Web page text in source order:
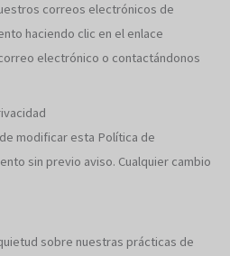
correos electrónicos de
haciendo clic en el enlace
electrónico o contactándonos
modificar esta Política de
sin previo aviso. Cualquier cambio
sobre nuestras prácticas de